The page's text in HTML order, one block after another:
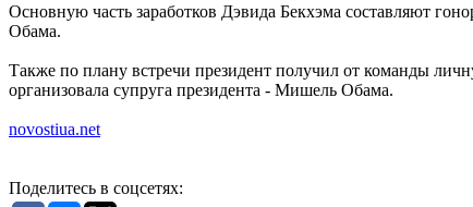
Основную часть заработков Дэвида Бекхэма составляют
Обама.
Также по плану встречи президент получил от команды
организовала супруга президента - Мишель Обама.
novostiua.net
Поделитесь в соцсетях: